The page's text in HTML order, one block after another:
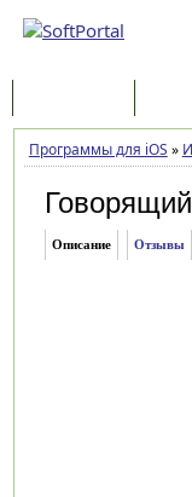
Программы для iOS »
Описание Отзывы